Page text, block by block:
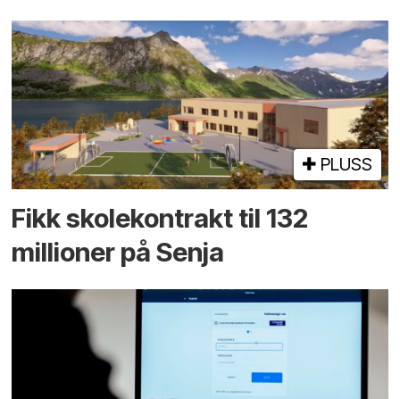
PLUSS
Fikk skole­kontrakt til 132
millioner på Senja